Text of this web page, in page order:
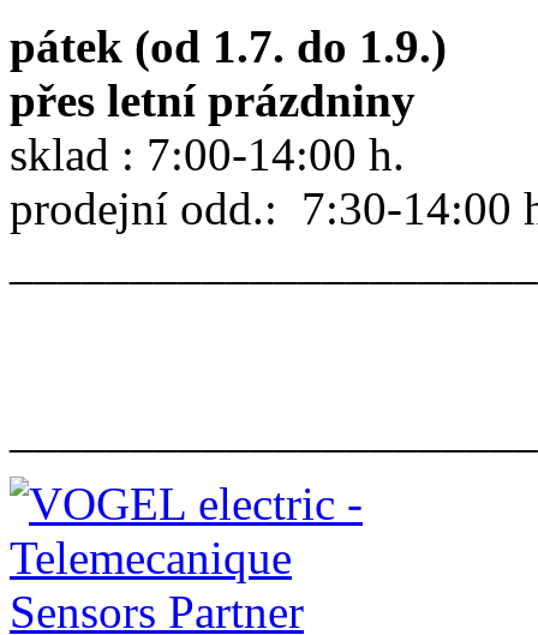
pátek (od 1.7. do 1.9.)
přes letní prázdniny
sklad : 7:00-14:00 h.
prodejní odd.: 7:30-14:00